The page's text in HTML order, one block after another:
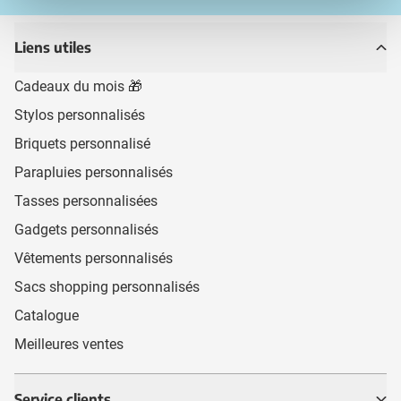
Liens utiles
Cadeaux du mois 🎁
Stylos personnalisés
Briquets personnalisé
Parapluies personnalisés
Tasses personnalisées
Gadgets personnalisés
Vêtements personnalisés
Sacs shopping personnalisés
Catalogue
Meilleures ventes